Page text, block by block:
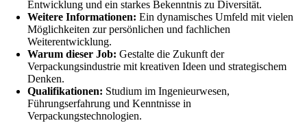
Entwicklung und ein starkes Bekenntnis zu Diversität.
Weitere Informationen: Ein dynamisches Umfeld mit vielen
Möglichkeiten zur persönlichen und fachlichen
Weiterentwicklung.
Warum dieser Job: Gestalte die Zukunft der
Verpackungsindustrie mit kreativen Ideen und strategischem
Denken.
Qualifikationen: Studium im Ingenieurwesen,
Führungserfahrung und Kenntnisse in
Verpackungstechnologien.